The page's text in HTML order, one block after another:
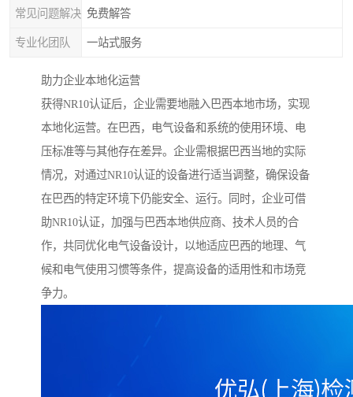
常见问题解决 免费解答
专业化团队 一站式服务
助力企业本地化运营
获得NR10认证后，企业需要地融入巴西本地市场，实现
本地化运营。在巴西，电气设备和系统的使用环境、电
压标准等与其他存在差异。企业需根据巴西当地的实际
情况，对通过NR10认证的设备进行适当调整，确保设备
在巴西的特定环境下仍能安全、运行。同时，企业可借
助NR10认证，加强与巴西本地供应商、技术人员的合
作，共同优化电气设备设计，以地适应巴西的地理、气
候和电气使用习惯等条件，提高设备的适用性和市场竞
争力。